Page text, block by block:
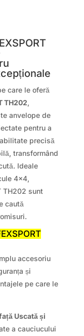
care le oferă
TH202,
anvelope de
pentru a
precisă
transformând
Ideale
4×4,
TH202 sunt
caută
accesoriu
și
pe care le
Uscată și
a cauciucului